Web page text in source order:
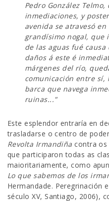
Pedro González
inmediaciones, y
avenida se atravesó
grandísimo nogal,
de las aguas fué
daños á este é
márgenes del río,
comunicación entre sí,
barca que navega
ruinas..."
Este esplendor entraría en
trasladarse o centro de
Revolta Irmandiña contra os
que participaron todas as
maioritariamente, como
Lo que sabemos de los
Hermandade. Peregrinación
século XV, Santiago, 2006),